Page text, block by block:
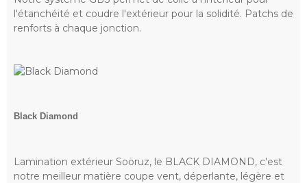
l'étanchéité et coudre l'extérieur pour la solidité. Patchs de
renforts à chaque jonction.
Black Diamond
Lamination extérieur Soöruz, le BLACK DIAMOND, c'est
notre meilleur matière coupe vent, déperlante, légère et